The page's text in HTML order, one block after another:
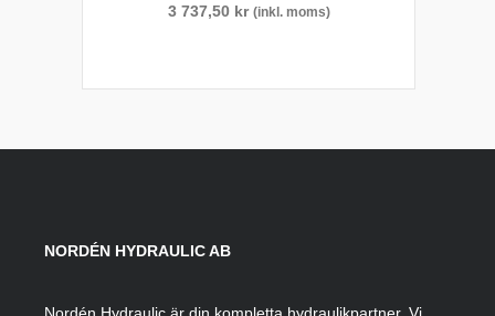
3 737,50 kr (inkl. moms)
NORDÉN HYDRAULIC AB